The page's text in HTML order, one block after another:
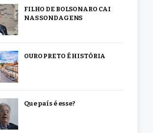
FILHO DE BOLSONARO CAI
NAS SONDAGENS
OURO PRETO É HISTÓRIA
Que país é esse?